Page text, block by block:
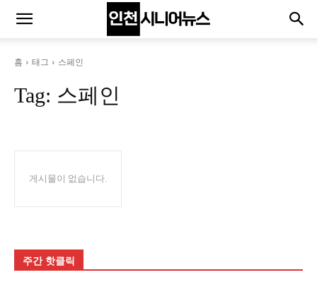
홈 태그 스페인
Tag: 스페인
게시물이 없습니다.
주간 핫클릭